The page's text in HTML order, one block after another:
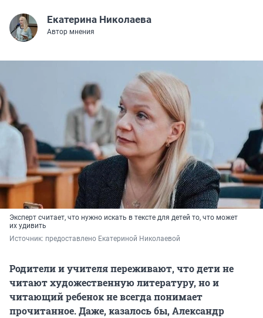
Екатерина Николаева
Автор мнения
Эксперт считает, что нужно искать в тексте для детей то, что может
их удивить
Источник: предоставлено Екатериной Николаевой
Родители и учителя переживают, что дети не
читают художественную литературу, но и
читающий ребенок не всегда понимает
прочитанное. Даже, казалось бы, Александр